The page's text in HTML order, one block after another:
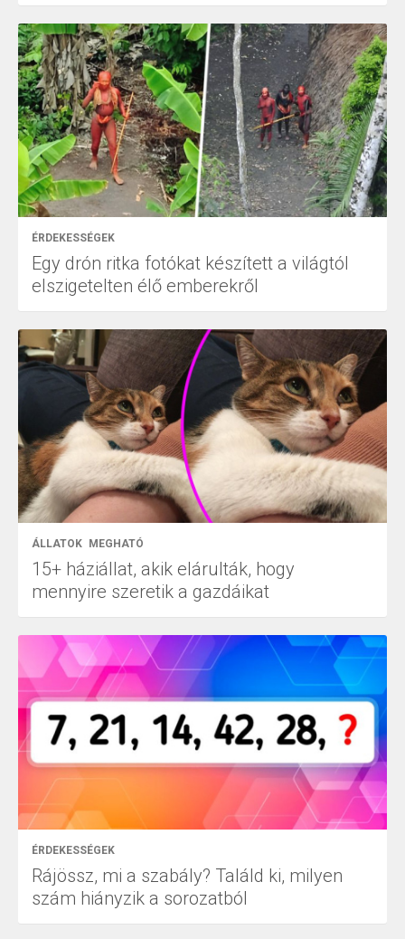
ÉRDEKESSÉGEK
Egy drón ritka fotókat készített a világtól
elszigetelten élő emberekről
ÁLLATOK MEGHATÓ
15+ háziállat, akik elárulták, hogy
mennyire szeretik a gazdáikat
ÉRDEKESSÉGEK
Rájössz, mi a szabály? Találd ki, milyen
szám hiányzik a sorozatból